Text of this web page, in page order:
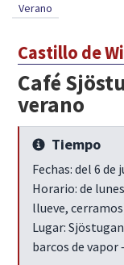
Verano
Castillo de
Café
verano
SeguirTiempo
Fechas: del 6
Horario: de
llueve,
Lugar:
barcos de vapor